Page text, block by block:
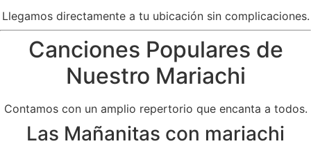
Llegamos directamente a tu ubicación sin complicaciones.
Canciones Populares de
Nuestro Mariachi
Contamos con un amplio repertorio que encanta a todos.
Las Mañanitas con mariachi